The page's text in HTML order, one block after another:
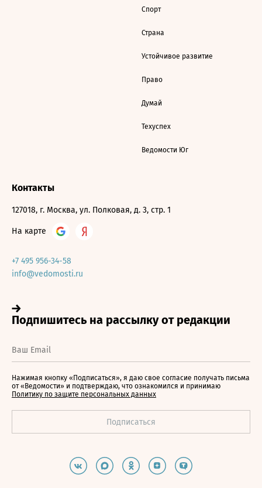
Спорт
Страна
Устойчивое развитие
Право
Думай
Техуспех
Ведомости Юг
Контакты
127018, г. Москва, ул. Полковая, д. 3, стр. 1
На карте
+7 495 956-34-58
info@vedomosti.ru
Нажимая кнопку «Подписаться», я даю свое согласие получать письма
от «Ведомости» и подтверждаю, что ознакомился и принимаю
Политику по защите персональных данных